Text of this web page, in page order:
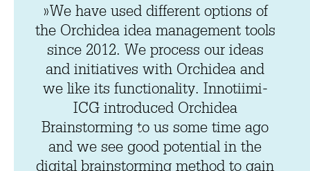
»We have used different options of
the Orchidea idea management tools
since 2012. We process our ideas
and initiatives with Orchidea and
we like its functionality. Innotiimi-
ICG introduced Orchidea
Brainstorming to us some time ago
and we see good potential in the
digital brainstorming method to gain